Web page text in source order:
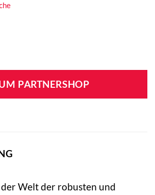
PARTNERSHOP
Welt der robusten und